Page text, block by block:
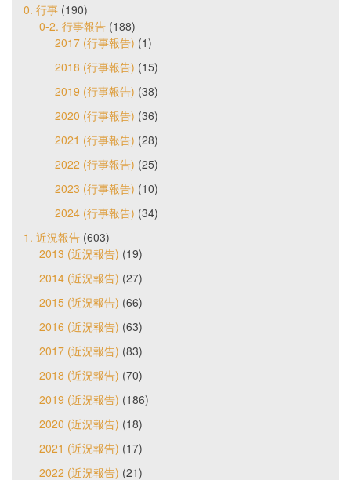
0. 行事 (190)
0-2. 行事報告 (188)
2017 (行事報告) (1)
2018 (行事報告) (15)
2019 (行事報告) (38)
2020 (行事報告) (36)
2021 (行事報告) (28)
2022 (行事報告) (25)
2023 (行事報告) (10)
2024 (行事報告) (34)
1. 近況報告 (603)
2013 (近況報告) (19)
2014 (近況報告) (27)
2015 (近況報告) (66)
2016 (近況報告) (63)
2017 (近況報告) (83)
2018 (近況報告) (70)
2019 (近況報告) (186)
2020 (近況報告) (18)
2021 (近況報告) (17)
2022 (近況報告) (21)